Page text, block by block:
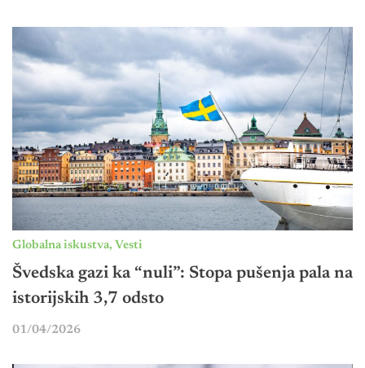
Globalna iskustva, Vesti
Švedska gazi ka “nuli”: Stopa pušenja pala na
istorijskih 3,7 odsto
01/04/2026